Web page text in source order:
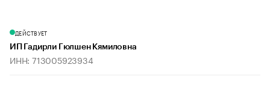
ДЕЙСТВУЕТ
ИП Гадирли Гюлшен Кямиловна
ИНН: 713005923934